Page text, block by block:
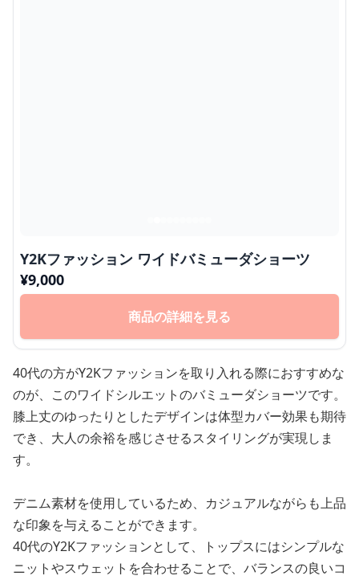
Y2Kファッション ワイドバミューダショーツ
¥9,000
商品の詳細を見る
40代の方がY2Kファッションを取り入れる際におすすめな
のが、このワイドシルエットのバミューダショーツです。
膝上丈のゆったりとしたデザインは体型カバー効果も期待
でき、大人の余裕を感じさせるスタイリングが実現しま
す。
デニム素材を使用しているため、カジュアルながらも上品
な印象を与えることができます。
40代のY2Kファッションとして、トップスにはシンプルな
ニットやスウェットを合わせることで、バランスの良いコ